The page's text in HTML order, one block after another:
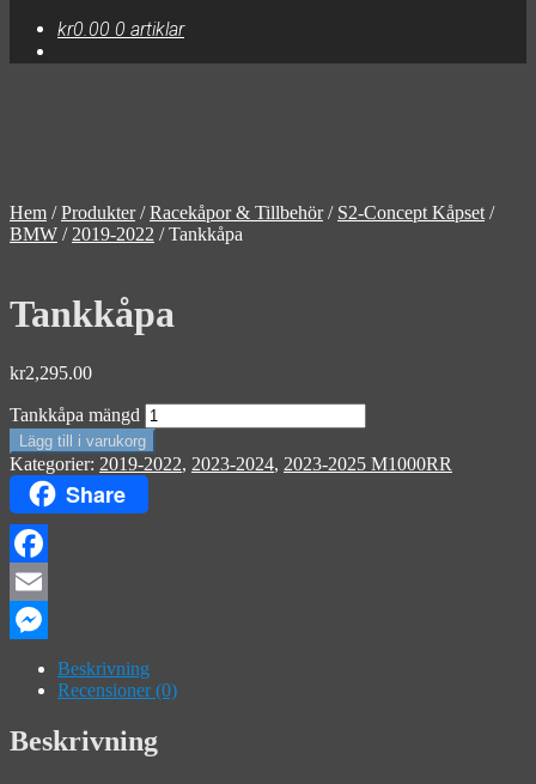
kr0.00 0 artiklar
Hem /Produkter/Racekåpor & Tillbehör/ S2-Concept Kåpset /
BMW / 2019-2022 /Tankkåpa
Tankkåpa
kr2,295.00
Tankkåpa mängd
Lägg till i varukorg
Kategorier: 2019-2022, 2023-2024, 2023-2025 M1000RR
Share
Facebook
Email
Messenger
Beskrivning
Recensioner (0)
Beskrivning